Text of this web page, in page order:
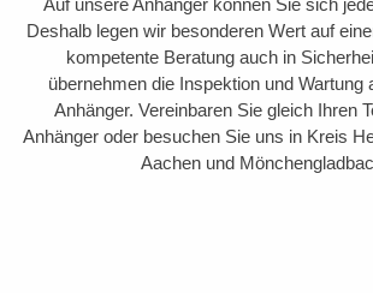
Auf unsere Anhänger können Sie sich
Deshalb legen wir besonderen Wert auf
kompetente Beratung auch in
übernehmen die Inspektion und Wartung
Anhänger. Vereinbaren Sie gleich Ihren
Anhänger oder besuchen Sie uns in Kreis
Aachen und